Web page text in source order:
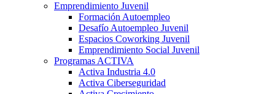
Emprendimiento Juvenil
Formación Autoempleo
Desafío Autoempleo Juvenil
Espacios Coworking Juvenil
Emprendimiento Social Juvenil
Programas ACTIVA
Activa Industria 4.0
Activa Ciberseguridad